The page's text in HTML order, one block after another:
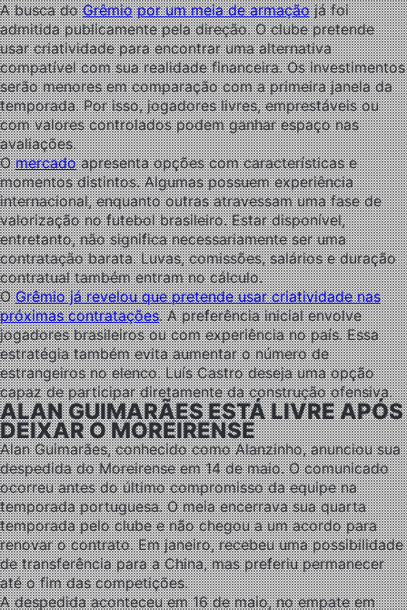
A busca doGrêmio por um meia de armaçãojá foi
admitida publicamente pela direção. O clube pretende
usar criatividade para encontrar uma alternativa
compatível com sua realidade financeira. Os investimentos
serão menores em comparação com a primeira janela da
temporada. Por isso, jogadores livres, emprestáveis ou
com valores controlados podem ganhar espaço nas
avaliações.
Omercadoapresenta opções com características e
momentos distintos. Algumas possuem experiência
internacional, enquanto outras atravessam uma fase de
valorização no futebol brasileiro. Estar disponível,
entretanto, não significa necessariamente ser uma
contratação barata. Luvas, comissões, salários e duração
contratual também entram no cálculo.
OGrêmio já revelou que pretende usar criatividade nas
próximas contratações. A preferência inicial envolve
jogadores brasileiros ou com experiência no país. Essa
estratégia também evita aumentar o número de
estrangeiros no elenco. Luís Castro deseja uma opção
capaz de participar diretamente da construção ofensiva.
ALAN GUIMARÃES ESTÁ LIVRE APÓS
DEIXAR O MOREIRENSE
Alan Guimarães, conhecido como Alanzinho, anunciou sua
despedida do Moreirense em 14 de maio. O comunicado
ocorreu antes do último compromisso da equipe na
temporada portuguesa. O meia encerrava sua quarta
temporada pelo clube e não chegou a um acordo para
renovar o contrato. Em janeiro, recebeu uma possibilidade
de transferência para a China, mas preferiu permanecer
até o fim das competições.
A despedida aconteceu em 16 de maio, no empate em